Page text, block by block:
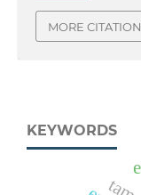
MORE
KEYWORDS